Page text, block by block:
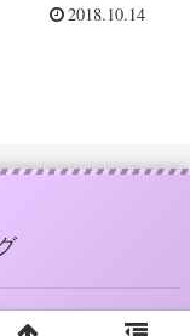
2018.10.14